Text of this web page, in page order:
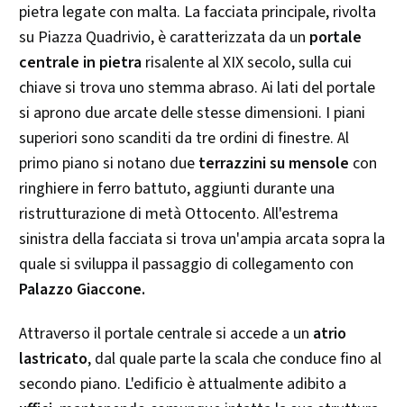
pietra legate con malta. La facciata principale, rivolta
su Piazza Quadrivio, è caratterizzata da un portale
centrale in pietra risalente al XIX secolo, sulla cui
chiave si trova uno stemma abraso. Ai lati del portale
si aprono due arcate delle stesse dimensioni. I piani
superiori sono scanditi da tre ordini di finestre. Al
primo piano si notano due terrazzini su mensole con
ringhiere in ferro battuto, aggiunti durante una
ristrutturazione di metà Ottocento. All'estrema
sinistra della facciata si trova un'ampia arcata sopra la
quale si sviluppa il passaggio di collegamento con
Palazzo Giaccone.
Attraverso il portale centrale si accede a un atrio
lastricato, dal quale parte la scala che conduce fino al
secondo piano. L'edificio è attualmente adibito a